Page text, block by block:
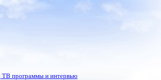
ТВ программы и интервью